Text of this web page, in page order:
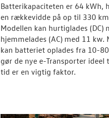
Batterikapaciteten er 64 kWh,
en rækkevidde på op til 330
Modellen kan hurtiglades (DC)
hjemmelades (AC) med 11
kan batteriet oplades fra 10-
gør de nye e-Transporter
tid er en vigtig faktor.